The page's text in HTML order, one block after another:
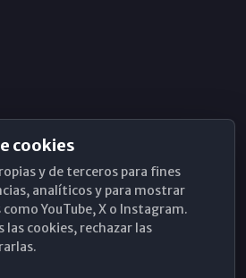
cookies
y de terceros para fines
analíticos y para mostrar
YouTube, X o Instagram.
las cookies, rechazar las